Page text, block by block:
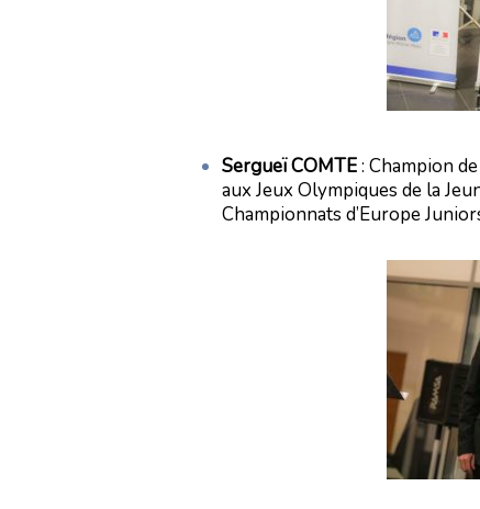
Sergueï COMTE: Champion
aux Jeux Olympiques de la
Championnats d’Europe